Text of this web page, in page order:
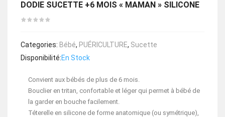
DODIE SUCETTE +6 MOIS « MAMAN » SILICONE
Categories: Bébé, PUÉRICULTURE, Sucette
Disponibilité:En Stock
Convient aux bébés de plus de 6 mois.
Bouclier en tritan, confortable et léger qui permet à bébé de
la garder en bouche facilement.
Téterelle en silicone de forme anatomique (ou symétrique),